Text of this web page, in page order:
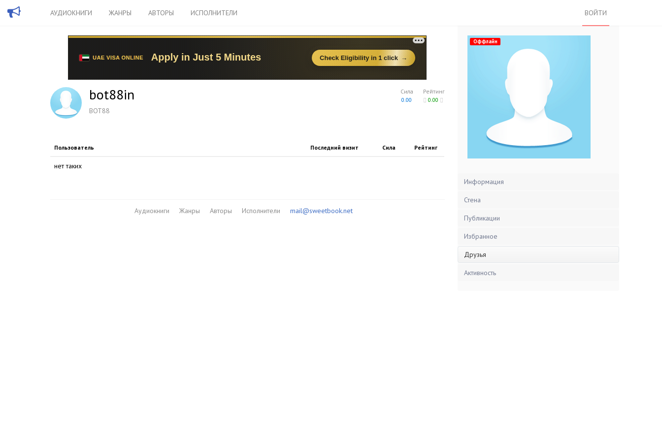
АУДИОКНИГИ ЖАНРЫ АВТОРЫ ИСПОЛНИТЕЛИ ВОЙТИ
Рейтинг
0.00
Сила
0.00
bot88in
BOT88
Пользователь Последний визит Сила Рейтинг
нет таких
Аудиокниги Жанры Авторы Исполнители mail@sweetbook.net
Оффлайн
Информация
Стена
Публикации
Избранное
Друзья
Активность